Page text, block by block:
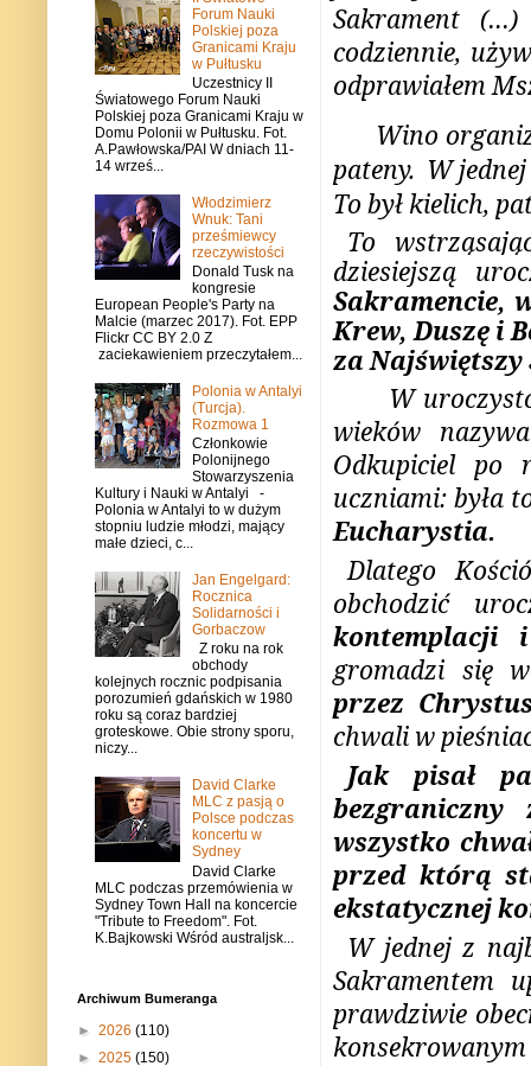
Sakrament
codziennie,
odprawiałem
Wino
pateny. W
To był kielich,
To
dziesiejszą
Sakramencie,
Krew, Duszę i
za
W
wieków
Odkupiciel po
uczniami: była
Eucharystia.
Dlatego
obchodzić
kontemplacji
gromadzi się
przez
chwali w
Jak pisał
wszystko
przed którą
ekstatycznej
W jednej z
Sakramentem
prawdziwie
Forum Nauki
Polskiej poza
Granicami Kraju
w Pułtusku
Uczestnicy II
Światowego Forum Nauki
Polskiej poza Granicami Kraju w
Domu Polonii w Pułtusku. Fot.
A.Pawłowska/PAI W dniach 11-
14 wrześ...
Włodzimierz
Wnuk: Tani
prześmiewcy
rzeczywistości
Donald Tusk na
kongresie
European People's Party na
Malcie (marzec 2017). Fot. EPP
Flickr CC BY 2.0 Z
zaciekawieniem przeczytałem...
Polonia w Antalyi
(Turcja).
Rozmowa 1
Członkowie
Polonijnego
Stowarzyszenia
Kultury i Nauki w Antalyi -
Polonia w Antalyi to w dużym
stopniu ludzie młodzi, mający
małe dzieci, c...
Jan Engelgard:
Rocznica
Solidarności i
Gorbaczow
Z roku na rok
obchody
kolejnych rocznic podpisania
porozumień gdańskich w 1980
roku są coraz bardziej
groteskowe. Obie strony sporu,
niczy...
David Clarke
MLC z pasją o
Polsce podczas
koncertu w
Sydney
David Clarke
MLC podczas przemówienia w
Sydney Town Hall na koncercie
"Tribute to Freedom". Fot.
K.Bajkowski Wśród australjsk...
Archiwum Bumeranga
► 2026 (110)
► 2025 (150)